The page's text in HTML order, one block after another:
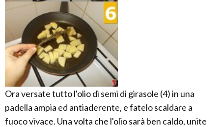
Ora versate tutto l'olio di semi di girasole (4) in una
padella ampia ed antiaderente, e fatelo scaldare a
fuoco vivace. Una volta che l'olio sarà ben caldo, unite